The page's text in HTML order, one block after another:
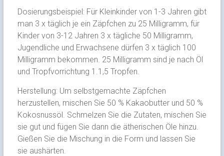
Dosierungsbeispiel: Für Kleinkinder von 1-3 Jahren gibt
man 3 x täglich je ein Zäpfchen zu 25 Milligramm, für
Kinder von 3-12 Jahren 3 x tägliche 50 Milligramm,
Jugendliche und Erwachsene dürfen 3 x täglich 100
Milligramm bekommen. 25 Milligramm sind je nach Öl
und Tropfvorrichtung 1.1,5 Tropfen.
Herstellung: Um selbstgemachte Zäpfchen
herzustellen, mischen Sie 50 % Kakaobutter und 50 %
Kokosnussöl. Schmelzen Sie die Zutaten, mischen Sie
sie gut und fügen Sie dann die ätherischen Öle hinzu.
Gießen Sie die Mischung in die Form und lassen Sie
sie aushärten.